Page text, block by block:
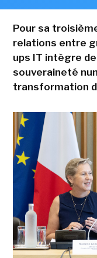
Pour sa
relations entre
ups IT intègre
souveraineté
transformation